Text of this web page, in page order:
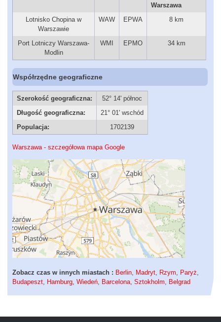
Warszawa
Lotnisko Chopina w
Warszawie
WAW EPWA 8 km
Port Lotniczy Warszawa-
Modlin
WMI EPMO 34 km
Współrzędne geograficzne
Szerokość geograficzna:
52° 14' północ
Długość geograficzna:
21° 01' wschód
Populacja:
1702139
Warszawa - szczegółowa mapa Google
Zobacz czas w innych miastach : Berlin, Madryt, Rzym, Paryż,
Budapeszt, Hamburg, Wiedeń, Barcelona, Sztokholm, Belgrad